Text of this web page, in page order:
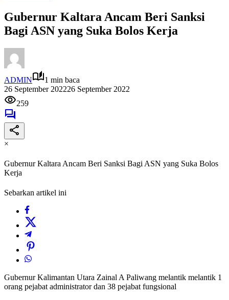
Gubernur Kaltara Ancam Beri Sanksi
Bagi ASN yang Suka Bolos Kerja
ADMIN
1 min baca
26 September 202226 September 2022
259
×
Gubernur Kaltara Ancam Beri Sanksi Bagi ASN yang Suka Bolos
Kerja
Sebarkan artikel ini
Gubernur Kalimantan Utara Zainal A Paliwang melantik melantik 1
orang pejabat administrator dan 38 pejabat fungsional